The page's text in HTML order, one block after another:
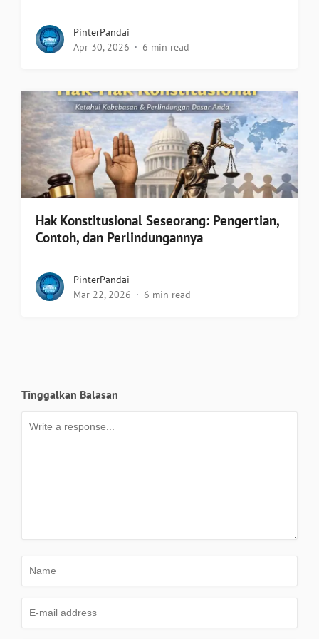
PinterPandai
Apr 30, 2026
6 min read
Hak Konstitusional Seseorang: Pengertian,
Contoh, dan Perlindungannya
PinterPandai
Mar 22, 2026
6 min read
Tinggalkan Balasan